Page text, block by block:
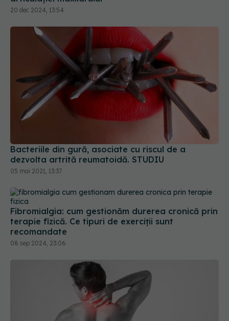
20 dec 2024, 13:54
Bacteriile din gură, asociate cu riscul de a
dezvolta artrită reumatoidă. STUDIU
05 mai 2021, 13:37
Fibromialgia: cum gestionăm durerea cronică prin
terapie fizică. Ce tipuri de exerciții sunt
recomandate
08 sep 2024, 23:06